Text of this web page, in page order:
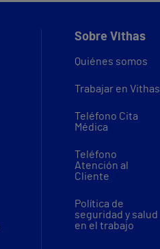
Sobre Vithas
Quiénes somos
Trabajar en Vithas
Teléfono Cita
Médica
Teléfono
Atención al
Cliente
Política de
seguridad y salud
en el trabajo